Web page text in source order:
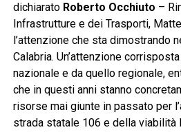
dichiarato Roberto Occhiuto –
Infrastrutture e dei Trasporti,
l’attenzione che sta dimostrando
Calabria. Un’attenzione
nazionale e da quello regionale,
che in questi anni stanno
risorse mai giunte in passato per
strada statale 106 e della viabilità